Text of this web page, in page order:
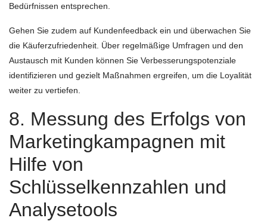
Bedürfnissen entsprechen.
Gehen Sie zudem auf Kundenfeedback ein und überwachen Sie
die Käuferzufriedenheit. Über regelmäßige Umfragen und den
Austausch mit Kunden können Sie Verbesserungspotenziale
identifizieren und gezielt Maßnahmen ergreifen, um die Loyalität
weiter zu vertiefen.
8. Messung des Erfolgs von
Marketingkampagnen mit
Hilfe von
Schlüsselkennzahlen und
Analysetools